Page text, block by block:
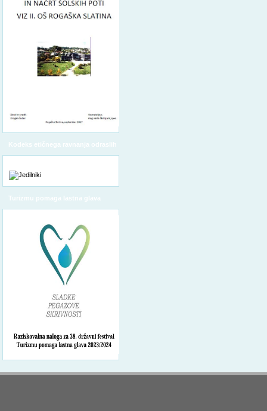
Kodeks etičnega ravnanja odraslih
Turizmu pomaga lastna glava